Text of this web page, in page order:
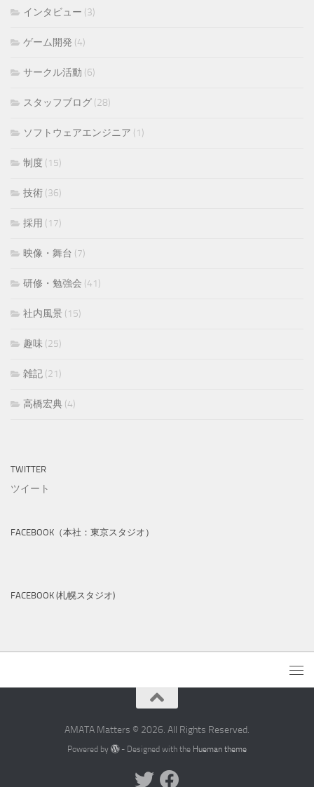
インタビュー (3)
ゲーム開発 (4)
サークル活動 (6)
スタッフブログ (28)
ソフトウェアエンジニア (1)
制度 (15)
技術 (36)
採用 (17)
映像・舞台 (7)
研修・勉強会 (41)
社内風景 (15)
趣味 (25)
雑記 (21)
高橋宏典 (4)
TWITTER
ツイート
FACEBOOK（本社：東京スタジオ）
FACEBOOK (札幌スタジオ)
AMATA Matters © 2026. All Rights Reserved.
Powered by - Designed with the Hueman theme